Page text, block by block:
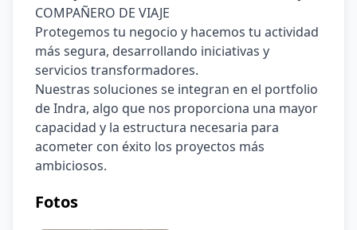
COMPAÑERO DE VIAJE
Protegemos tu negocio y hacemos tu actividad
más segura, desarrollando iniciativas y
servicios transformadores.
Nuestras soluciones se integran en el portfolio
de Indra, algo que nos proporciona una mayor
capacidad y la estructura necesaria para
acometer con éxito los proyectos más
ambiciosos.
Fotos